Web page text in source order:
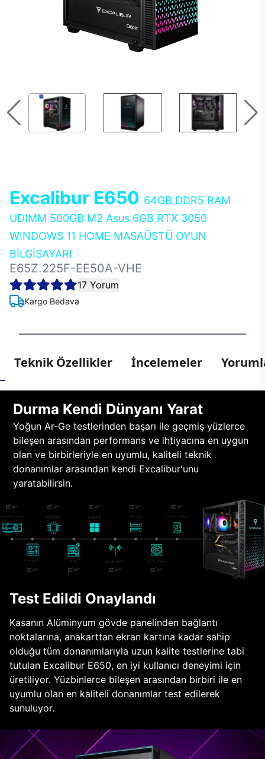
Excalibur E650 64GB DDR5 RAM
UDIMM 500GB M2 Asus 6GB RTX 3050
WINDOWS 11 HOME MASAÜSTÜ OYUN
BİLGİSAYARI
E65Z.225F-EE50A-VHE
17 Yorum
Kargo Bedava
Teknik Özellikler İncelemeler
Durma Kendi Dünyanı Yarat
Yoğun Ar-Ge testlerinden başarı ile geçmiş yüzlerce
bileşen arasından performans ve ihtiyacına en uygun
olan ve birbirleriyle en uyumlu, kaliteli teknik
donanımlar arasından kendi Excalibur'unu
yaratabilirsin.
Test Edildi Onaylandı
Kasanın Alüminyum gövde panelinden bağlantı
noktalarına, anakarttan ekran kartına kadar sahip
olduğu tüm donanımlarıyla uzun kalite testlerine tabi
tutulan Excalibur E650, en iyi kullanıcı deneyimi için
üretiliyor. Yüzbinlerce bileşen arasından birbiri ile en
uyumlu olan en kaliteli donanımlar test edilerek
sunuluyor.